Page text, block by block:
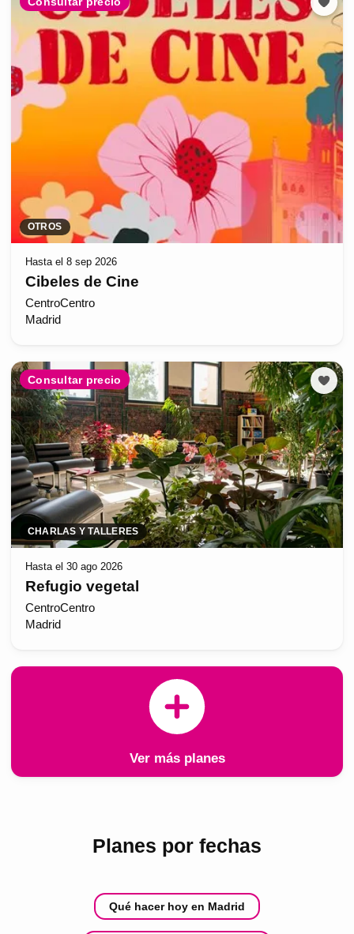
OTROS
Hasta el 8 sep 2026
Cibeles de Cine
CentroCentro
Madrid
Consultar precio
CHARLAS Y TALLERES
Hasta el 30 ago 2026
Refugio vegetal
CentroCentro
Madrid
Ver más planes
Planes por fechas
Qué hacer hoy en Madrid